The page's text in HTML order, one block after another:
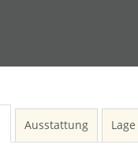
Ausstattung Lage